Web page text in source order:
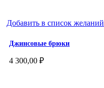
Добавить в список желаний
Джинсовые брюки
4 300,00 ₽